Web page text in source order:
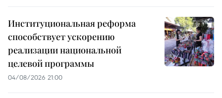
Институциональная реформа
способствует ускорению
реализации национальной
целевой программы
04/08/2026 21:00